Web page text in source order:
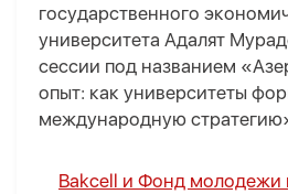
государственного
университета Адалят
сессии под названием
опыт: как университеты
международную
Bakcell и Фонд молодежи